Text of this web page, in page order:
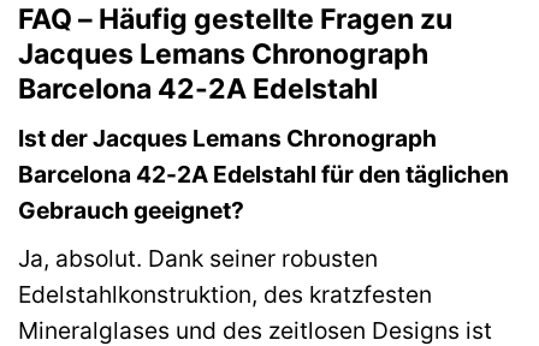
FAQ – Häufig gestellte Fragen zu
Jacques Lemans Chronograph
Barcelona 42-2A Edelstahl
Ist der Jacques Lemans Chronograph
Barcelona 42-2A Edelstahl für den täglichen
Gebrauch geeignet?
Ja, absolut. Dank seiner robusten
Edelstahlkonstruktion, des kratzfesten
Mineralglases und des zeitlosen Designs ist